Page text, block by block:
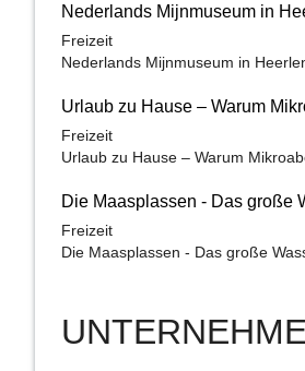
Nederlands Mijnmuseum in
Freizeit
Nederlands Mijnmuseum in
Urlaub zu Hause – Warum
Freizeit
Urlaub zu Hause – Warum
Die Maasplassen - Das große
Freizeit
Die Maasplassen - Das große